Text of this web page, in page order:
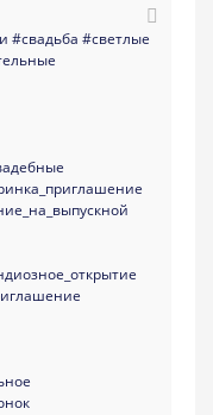
#свадьба #светлые